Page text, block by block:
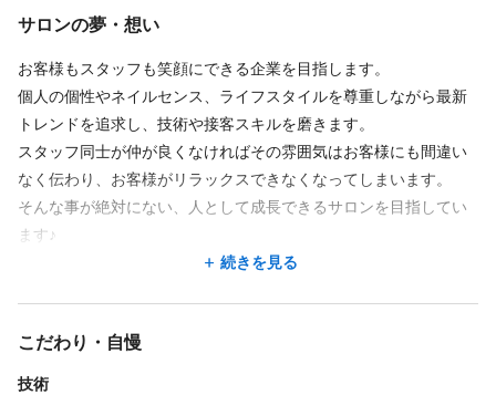
休日
お店は基本的には不定休です。週3からの出勤でも対応していきま
す。プライベートの都合に対応していきます。ご応募後、お気軽
にご相談下さい。
○施術を中心としたサロン内業務全般
ております♪♪
サロンの夢・想い
お客様もスタッフも笑顔にできる企業を目指します。
個人の個性やネイルセンス、ライフスタイルを尊重しながら最新
トレンドを追求し、技術や接客スキルを磨きます。
スタッフ同士が仲が良くなければその雰囲気はお客様にも間違い
なく伝わり、お客様がリラックスできなくなってしまいます。
そんな事が絶対にない、人として成長できるサロンを目指してい
ます♪
技術職ですので目標に向かい、ある程度の努力はして頂く事もあ
って行きましょう♪♪
続きを見る
こだわり・自慢
技術